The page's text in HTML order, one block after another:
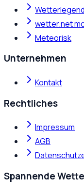
wetter.net
Meteorisk
Unternehmen
Kontakt
Rechtliches
Impressum
AGB
Spannende